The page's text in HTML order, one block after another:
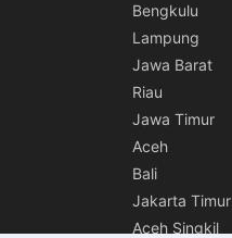
Bengkulu
Lampung
Jawa Barat
Riau
Jawa Timur
Aceh
Bali
Jakarta Timur
Aceh Singkil